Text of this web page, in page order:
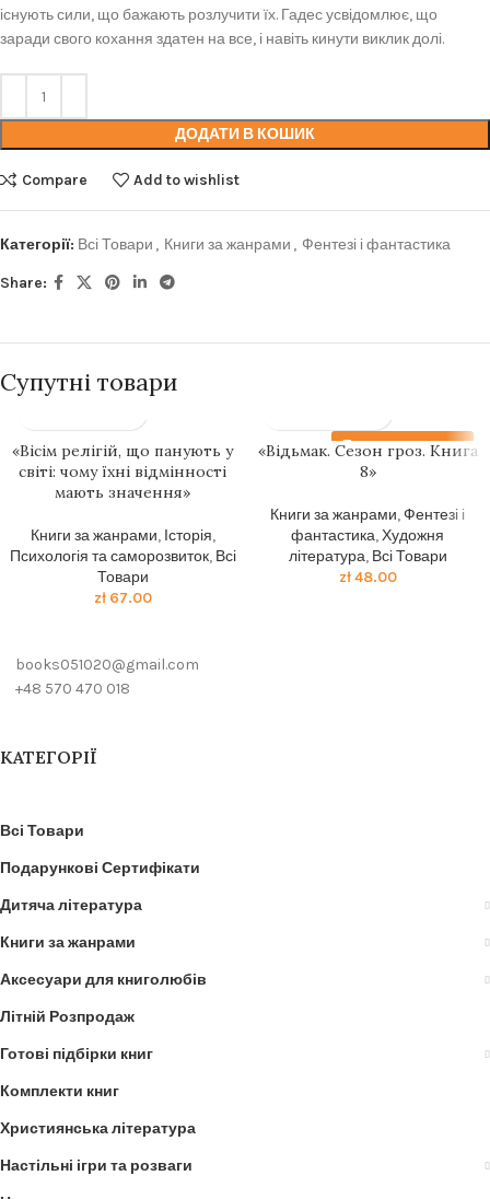
існують сили, що бажають розлучити їх. Гадес усвідомлює, що
заради свого кохання здатен на все, і навіть кинути виклик долі.
ДОДАТИ В КОШИК
Compare Add to wishlist
Категорії: Всі Товари , Книги за жанрами , Фентезі і фантастика
Share:
Супутні товари
«Вісім релігій, що панують у
світі: чому їхні відмінності
мають значення»
Книги за жанрами, Історія,
Психологія та саморозвиток, Всі
Товари
zł67.00
Передзамовлення
«Відьмак. Сезон гроз. Книга
8»
Книги за жанрами,Фентезі і
фантастика,Художня
література, Всі Товари
zł48.00
books051020@gmail.com
+48 570 470 018
КАТЕГОРІЇ
Всі Товари
Подарункові Сертифікати
Дитяча література
Книги за жанрами
Аксесуари для книголюбів
Літній Розпродаж
Готові підбірки книг
Комплекти книг
Християнська література
Настільні ігри та розваги